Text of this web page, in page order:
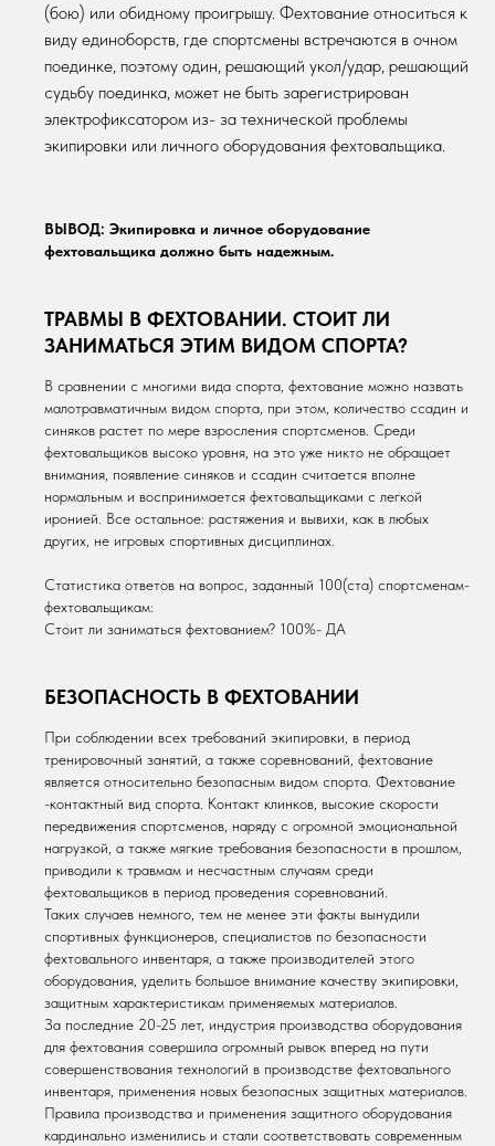
(бою) или обидному проигрышу. Фехтование относиться к
виду единоборств, где спортсмены встречаются в очном
поединке, поэтому один, решающий укол/удар, решающий
судьбу поединка, может не быть зарегистрирован
электрофиксатором из- за технической проблемы
экипировки или личного оборудования фехтовальщика.
ВЫВОД: Экипировка и личное оборудование
фехтовальщика должно быть надежным.
ТРАВМЫ В ФЕХТОВАНИИ. СТОИТ ЛИ
ЗАНИМАТЬСЯ ЭТИМ ВИДОМ СПОРТА?
В сравнении с многими вида спорта, фехтование можно назвать
малотравматичным видом спорта, при этом, количество ссадин и
синяков растет по мере взросления спортсменов. Среди
фехтовальщиков высоко уровня, на это уже никто не обращает
внимания, появление синяков и ссадин считается вполне
нормальным и воспринимается фехтовальщиками с легкой
иронией. Все остальное: растяжения и вывихи, как в любых
других, не игровых спортивных дисциплинах.
Статистика ответов на вопрос, заданный 100(ста) спортсменам-
фехтовальщикам:
Стоит ли заниматься фехтованием? 100%- ДА
БЕЗОПАСНОСТЬ В ФЕХТОВАНИИ
При соблюдении всех требований экипировки, в период
тренировочный занятий, а также соревнований, фехтование
является относительно безопасным видом спорта. Фехтование
-контактный вид спорта. Контакт клинков, высокие скорости
передвижения спортсменов, наряду с огромной эмоциональной
нагрузкой, а также мягкие требования безопасности в прошлом,
приводили к травмам и несчастным случаям среди
фехтовальщиков в период проведения соревнований.
Таких случаев немного, тем не менее эти факты вынудили
спортивных функционеров, специалистов по безопасности
фехтовального инвентаря, а также производителей этого
оборудования, уделить большое внимание качеству экипировки,
защитным характеристикам применяемых материалов.
За последние 20-25 лет, индустрия производства оборудования
для фехтования совершила огромный рывок вперед на пути
совершенствования технологий в производстве фехтовального
инвентаря, применения новых безопасных защитных материалов.
Правила производства и применения защитного оборудования
кардинально изменились и стали соответствовать современным